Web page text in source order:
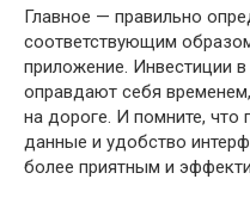
Главное — правильно
соответствующим
приложение. Инвестиции
оправдают себя
на дороге. И помните,
данные и удобство
более приятным и